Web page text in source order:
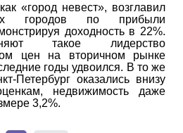
«город невест», возглавил
городов по прибыли
доходность в 22%.
такое лидерство
цен на вторичном рынке
годы удвоился. В то же
Петербург оказались внизу
недвижимость даже
3,2%.